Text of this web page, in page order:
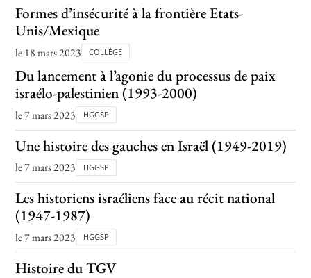
Formes d’insécurité à la frontière Etats-
Unis/Mexique
le 18 mars 2023 COLLÈGE
Du lancement à l’agonie du processus de paix
israélo-palestinien (1993-2000)
le 7 mars 2023 HGGSP
Une histoire des gauches en Israël (1949-2019)
le 7 mars 2023 HGGSP
Les historiens israéliens face au récit national
(1947-1987)
le 7 mars 2023 HGGSP
Histoire du TGV